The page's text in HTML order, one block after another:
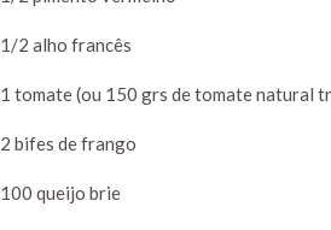
1/2 alho francês
1 tomate (ou 150 grs de tomate natural
2 bifes de frango
100 queijo brie